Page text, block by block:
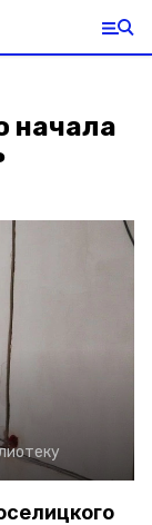
начала